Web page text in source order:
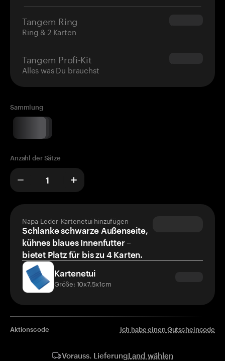
Tangem Ring
Ring & 2 Karten
$160.00
Tangem Profi-Kit
Alles was Du brauchst
$180.00
Sammlung
Anzahl der Sätze
Napa-Leder-Kartenetui hinzufügen
Schlanke schwarze Außenseite,
kühnes blaues Innenfutter –
bietet Platz für bis zu 4 Karten.
Kartenetui
Größe: 10x7.5x1cm
Aktionscode Ich habe einen Gutscheincode
Vorauss. LieferungLand wählen